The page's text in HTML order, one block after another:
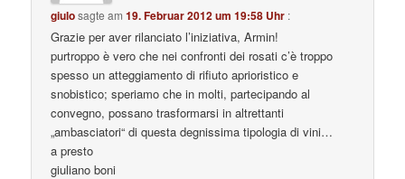
giulosagte am19. Februar 2012 um 19:58 Uhr :
Grazie per aver rilanciato l’iniziativa, Armin!
purtroppo è vero che nei confronti dei rosati c’è troppo
spesso un atteggiamento di rifiuto aprioristico e
snobistico; speriamo che in molti, partecipando al
convegno, possano trasformarsi in altrettanti
„ambasciatori“ di questa degnissima tipologia di vini…
a presto
giuliano boni